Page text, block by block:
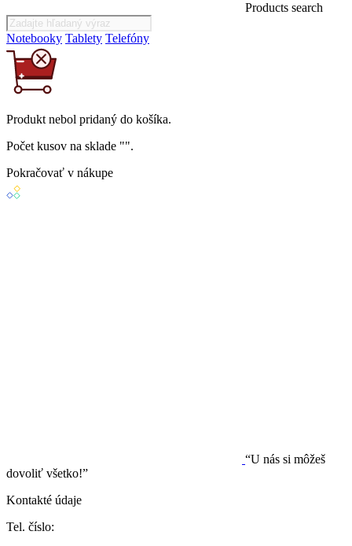
Products search
Notebooky Tablety Telefóny
Produkt nebol pridaný do košíka.
Počet kusov na sklade "".
Pokračovať v nákupe
“U nás si môžeš
dovoliť všetko!”
Kontakté údaje
Tel. číslo: